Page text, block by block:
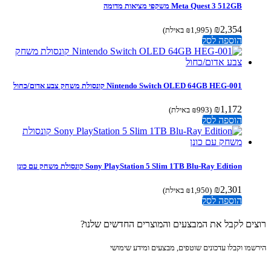
Meta Quest 3 512GB משקפי מציאות מדומה
₪2,354
(
₪1,995 באילת)
הוספה לסל
Nintendo Switch OLED 64GB HEG-001 קונסולת משחק צבע אדום/כחול
₪1,172
(
₪ 993 באילת)
הוספה לסל
Sony PlayStation 5 Slim 1TB Blu-Ray Edition קונסולת משחק עם כונן
₪2,301
(
₪1,950 באילת)
הוספה לסל
לקבל את המבצעים והמוצרים החדשים שלנו?
וקבלו עדכונים שוטפים, מבצעים ומידע שימושי